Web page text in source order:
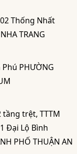
Thống Nhất
TRANG
PHƯỜNG
tầng trệt, TTTM
Đại Lộ Bình
PHỐ THUẬN AN